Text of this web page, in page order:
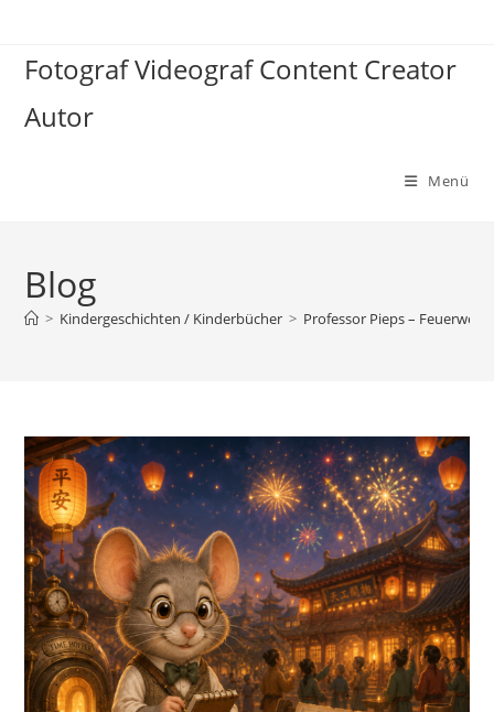
springen
Fotograf Videograf Content Creator
Autor
Menü
Blog
> Kindergeschichten / Kinderbücher > Professor Pieps –